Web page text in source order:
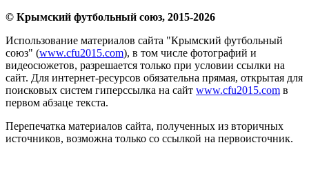
© Крымский футбольный союз, 2015-2026
Использование материалов сайта "Крымский футбольный
союз" (www.cfu2015.com), в том числе фотографий и
видеосюжетов, разрешается только при условии ссылки на
сайт. Для интернет-ресурсов обязательна прямая, открытая для
поисковых систем гиперссылка на сайт www.cfu2015.com в
первом абзаце текста.
Перепечатка материалов сайта, полученных из вторичных
источников, возможна только со ссылкой на первоисточник.